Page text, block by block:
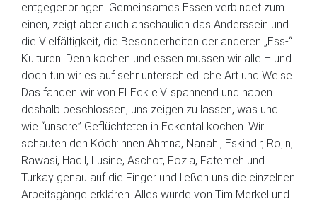
entgegenbringen. Gemeinsames Essen verbindet zum
einen, zeigt aber auch anschaulich das Anderssein und
die Vielfältigkeit, die Besonderheiten der anderen „Ess-“
Kulturen: Denn kochen und essen müssen wir alle – und
doch tun wir es auf sehr unterschiedliche Art und Weise.
Das fanden wir von FLEck e.V. spannend und haben
deshalb beschlossen, uns zeigen zu lassen, was und
wie “unsere” Geflüchteten in Eckental kochen. Wir
schauten den Köch:innen Ahmna, Nanahi, Eskindir, Rojin,
Rawasi, Hadil, Lusine, Aschot, Fozia, Fatemeh und
Turkay genau auf die Finger und ließen uns die einzelnen
Arbeitsgänge erklären. Alles wurde von Tim Merkel und